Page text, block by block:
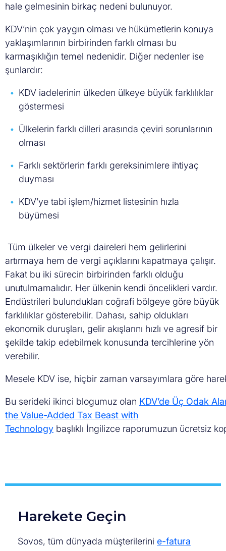
hale gelmesinin birkaç nedeni bulunuyor.
KDV’nin çok yaygın olması ve hükümetlerin konuya
yaklaşımlarının birbirinden farklı olması bu
karmaşıklığın temel nedenidir. Diğer nedenler ise
şunlardır:
KDV iadelerinin ülkeden ülkeye büyük farklılıklar
göstermesi
Ülkelerin farklı dilleri arasında çeviri sorunlarının
olması
Farklı sektörlerin farklı gereksinimlere ihtiyaç
duyması
KDV’ye tabi işlem/hizmet listesinin hızla
büyümesi
Tüm ülkeler ve vergi daireleri hem gelirlerini
artırmaya hem de vergi açıklarını kapatmaya çalışır.
Fakat bu iki sürecin birbirinden farklı olduğu
unutulmamalıdır. Her ülkenin kendi öncelikleri vardır.
Endüstrileri bulundukları coğrafi bölgeye göre büyük
farklılıklar gösterebilir. Dahası, sahip oldukları
ekonomik duruşları, gelir akışlarını hızlı ve agresif bir
şekilde takip edebilmek konusunda tercihlerine yön
verebilir.
Mesele KDV ise, hiçbir zaman varsayımlara göre
Bu serideki ikinci blogumuz olan KDV’de Üç Odak
the Value-Added Tax Beast with
Technology başlıklı İngilizce raporumuzun ücretsiz
Harekete Geçin
Sovos, tüm dünyada müşterilerini e-fatura